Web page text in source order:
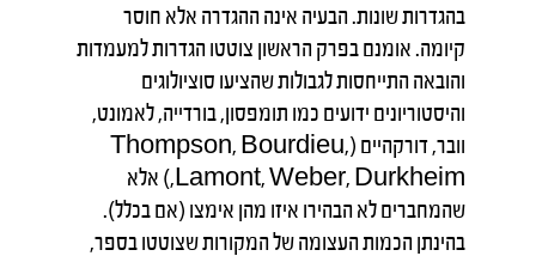
בהגדרות שונות. הבעיה אינה ההגדרה אלא חוסר
קיומה. אומנם בפרק הראשון צוטטו הגדרות למעמדות
והובאה התייחסות לגבולות שהציעו סוציולוגים
והיסטוריונים ידועים כמו תומפסון, בורדייה, לאמונט,
וובר, דורקהיים (Thompson, Bourdieu,
Lamont, Weber, Durkheim,) אלא
שהמחברים לא הבהירו איזו מהן אימצו (אם בכלל).
בהינתן הכמות העצומה של המקורות שצוטטו בספר,